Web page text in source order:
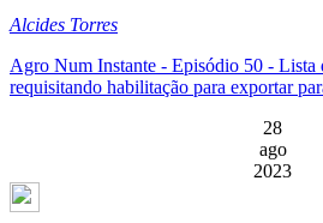
Alcides Torres
Agro Num Instante - Episódio 50 - Lista
requisitando habilitação para exportar
28
ago
2023